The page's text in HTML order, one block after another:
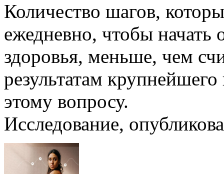
Количество шагов,
ежедневно, чтобы начать
здоровья, меньше, чем
результатам
этому вопросу.
Исследование,